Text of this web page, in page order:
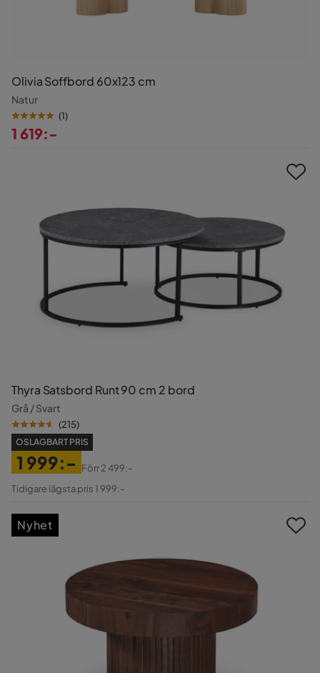
Olivia Soffbord 60x123 cm
Natur
(1)
1 619:-
Thyra Satsbord Runt 90 cm 2 bord
Grå / Svart
(215)
OSLAGBART PRIS
Pris
1 999:-
Original
Förr2 499:-
Tidigare lägsta pris 1 999:-
Nyhet